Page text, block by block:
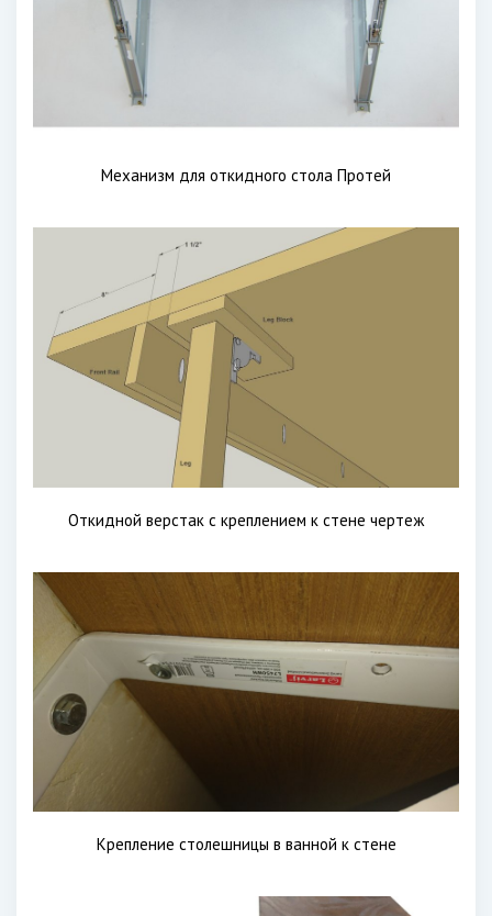
Механизм для откидного стола Протей
Откидной верстак с креплением к стене чертеж
Крепление столешницы в ванной к стене